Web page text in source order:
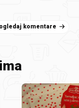
komentare